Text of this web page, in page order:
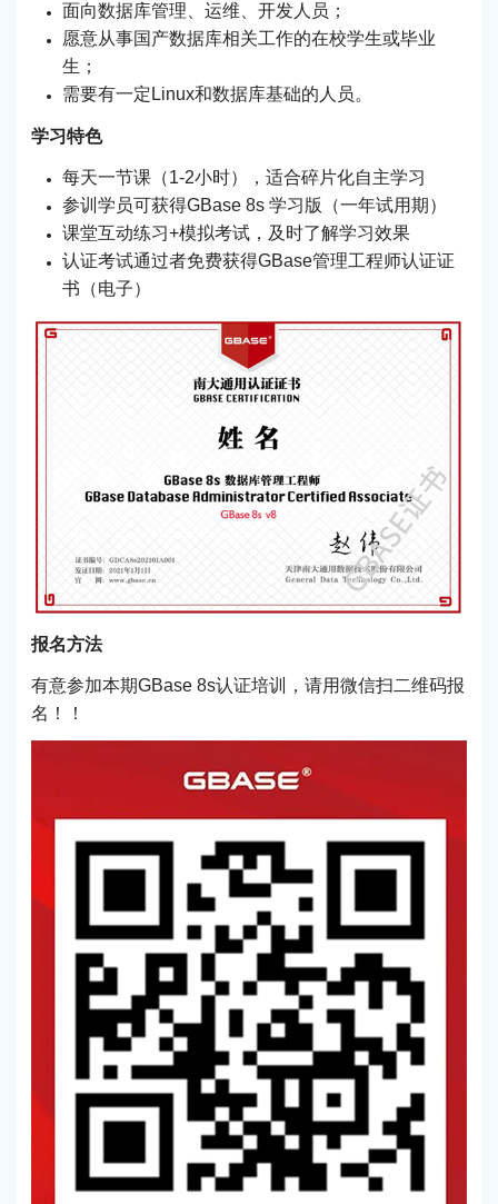
面向数据库管理、运维、开发人员；
愿意从事国产数据库相关工作的在校学生或毕业
生；
需要有一定Linux和数据库基础的人员。
学习特色
每天一节课（1-2小时），适合碎片化自主学习
参训学员可获得GBase 8s 学习版（一年试用期）
课堂互动练习+模拟考试，及时了解学习效果
认证考试通过者免费获得GBase管理工程师认证证
书（电子）
报名方法
有意参加本期GBase 8s认证培训，请用微信扫二维码报
名！！